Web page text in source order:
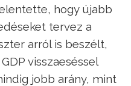
hogy újabb
tervez a
arról is beszélt,
visszaeséssel
jobb arány, mint